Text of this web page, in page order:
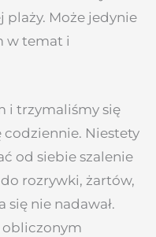
plaży. Może jedynie
w temat i
i trzymaliśmy się
Niestety
od siebie szalenie
rozrywki, żartów,
nie nadawał.
obliczonym